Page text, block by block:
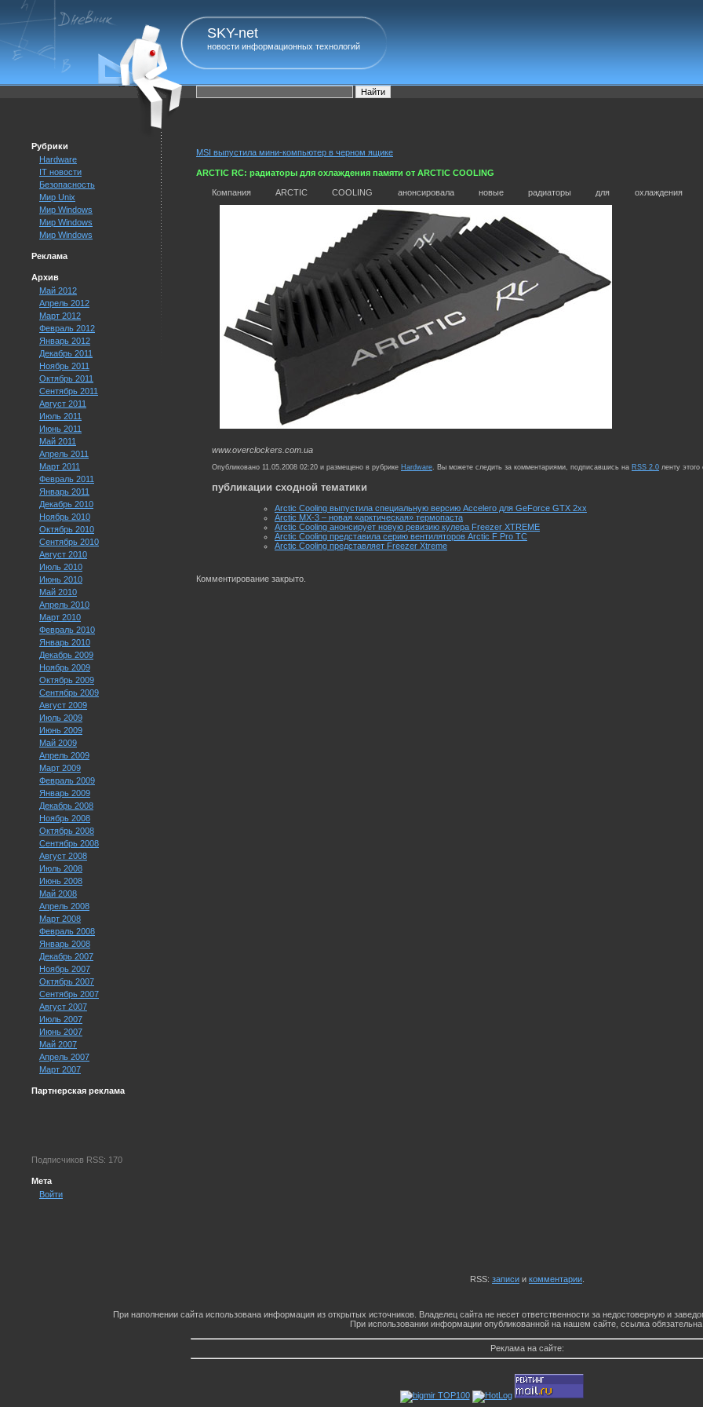
SKY-net
новости информационных технологий
Рубрики
Hardware
IT новости
Безопасность
Мир Unix
Мир Windows
Мир Windows
Мир Windows
Реклама
Архив
Май 2012
Апрель 2012
Март 2012
Февраль 2012
Январь 2012
Декабрь 2011
Ноябрь 2011
Октябрь 2011
Сентябрь 2011
Август 2011
Июль 2011
Июнь 2011
Май 2011
Апрель 2011
Март 2011
Февраль 2011
Январь 2011
Декабрь 2010
Ноябрь 2010
Октябрь 2010
Сентябрь 2010
Август 2010
Июль 2010
Июнь 2010
Май 2010
Апрель 2010
Март 2010
Февраль 2010
Январь 2010
Декабрь 2009
Ноябрь 2009
Октябрь 2009
Сентябрь 2009
Август 2009
Июль 2009
Июнь 2009
Май 2009
Апрель 2009
Март 2009
Февраль 2009
Январь 2009
Декабрь 2008
Ноябрь 2008
Октябрь 2008
Сентябрь 2008
Август 2008
Июль 2008
Июнь 2008
Май 2008
Апрель 2008
Март 2008
Февраль 2008
Январь 2008
Декабрь 2007
Ноябрь 2007
Октябрь 2007
Сентябрь 2007
Август 2007
Июль 2007
Июнь 2007
Май 2007
Апрель 2007
Март 2007
Партнерская реклама
Подписчиков RSS: 170
Мета
Войти
MSI выпустила мини-компьютер в черном ящике
ARCTIC RC: радиаторы для охлаждения памяти от ARCTIC COOLING
Компания ARCTIC COOLING анонсировала новые радиаторы для
www.overclockers.com.ua
Опубликовано 11.05.2008 02:20 и размещено в рубрике Hardware. Вы можете следить за комментариями, подписавшись на RSS 2.0 ленту
публикации сходной тематики
Arctic Cooling выпустила специальную версию Accelero для GeForce GTX 2xx
Arctic MX-3 – новая «арктическая» термопаста
Arctic Cooling анонсирует новую ревизию кулера Freezer XTREME
Arctic Cooling представила серию вентиляторов Arctic F Pro TC
Arctic Cooling представляет Freezer Xtreme
Комментирование закрыто.
RSS: записи и комментарии
При наполнении сайта использована информация из открытых источников. Владелец сайта не несет ответственности за недостоверную и
При использовании информации опубликованной на нашем сайте, ссылка обязательна.
Реклама на сайте: